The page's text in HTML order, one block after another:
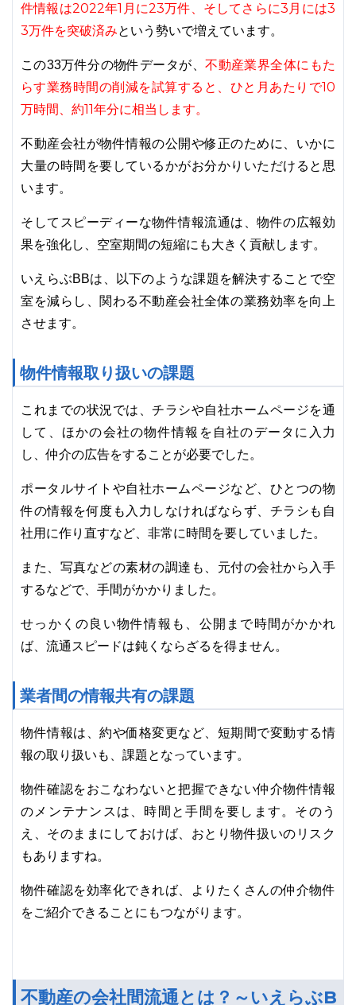
件情報は2022年1月に23万件、そしてさらに3月には3
3万件を突破済みという勢いで増えています。
この33万件分の物件データが、不動産業界全体にもた
らす業務時間の削減を試算すると、ひと月あたりで10
万時間、約11年分に相当します。
不動産会社が物件情報の公開や修正のために、いかに
大量の時間を要しているかがお分かりいただけると思
います。
そしてスピーディーな物件情報流通は、物件の広報効
果を強化し、空室期間の短縮にも大きく貢献します。
いえらぶBBは、以下のような課題を解決することで空
室を減らし、関わる不動産会社全体の業務効率を向上
させます。
物件情報取り扱いの課題
これまでの状況では、チラシや自社ホームページを通
して、ほかの会社の物件情報を自社のデータに入力
し、仲介の広告をすることが必要でした。
ポータルサイトや自社ホームページなど、ひとつの物
件の情報を何度も入力しなければならず、チラシも自
社用に作り直すなど、非常に時間を要していました。
また、写真などの素材の調達も、元付の会社から入手
するなどで、手間がかかりました。
せっかくの良い物件情報も、公開まで時間がかかれ
ば、流通スピードは鈍くならざるを得ません。
業者間の情報共有の課題
物件情報は、約や価格変更など、短期間で変動する情
報の取り扱いも、課題となっています。
物件確認をおこなわないと把握できない仲介物件情報
のメンテナンスは、時間と手間を要します。そのう
え、そのままにしておけば、おとり物件扱いのリスク
もありますね。
物件確認を効率化できれば、よりたくさんの仲介物件
をご紹介できることにもつながります。
不動産の会社間流通とは？～いえらぶB